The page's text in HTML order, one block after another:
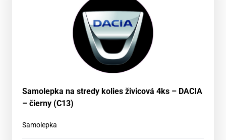
Samolepka na stredy kolies živicová 4ks – DACIA
– čierny (C13)
Samolepka